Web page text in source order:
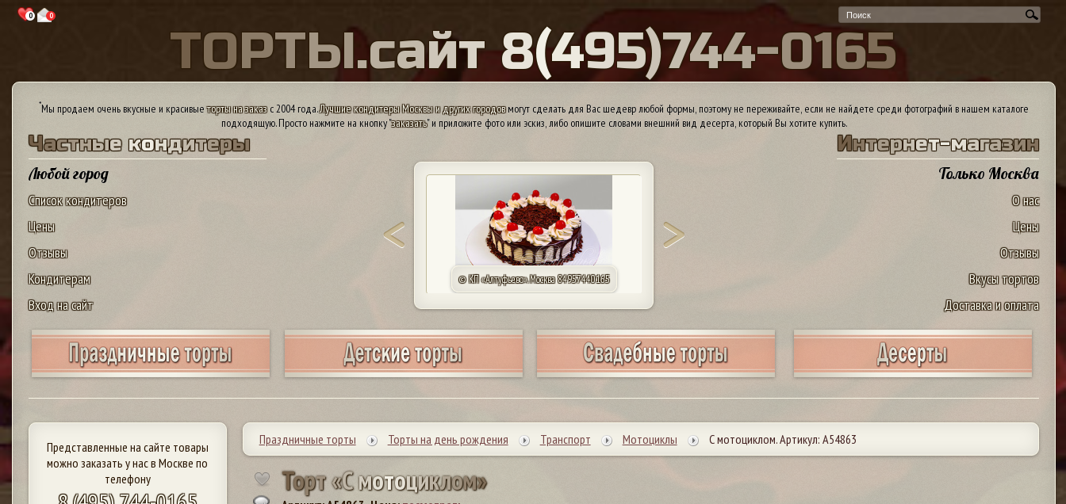
0 0
ТОРТЫ.сайт 8(495)744-0165
*Мы продаем очень вкусные и красивыеторты на заказс 2004 года.Лучшие кондитеры Москвы и других городовмогут сделать для Вас шедевр любой формы, поэтому не переживайте, если не найдете среди фотографий в нашем каталоге
подходящую. Просто нажмите на кнопку "заказать" и приложите фото или эскиз, либо опишите словами внешний вид десерта, который Вы хотите купить.
Частные кондитеры
Любой город
Список кондитеров
Цены
Отзывы
Кондитерам
Вход на сайт
Интернет-магазин
Только Москва
О нас
Цены
Отзывы
Вкусы тортов
Доставка и оплата
© КП «Алтуфьево». Москва 84957440165
Представленные на сайте товары
можно заказать у нас в Москве по
телефону
Праздничные торты Торты на день рождения Транспорт Мотоциклы С мотоциклом. Артикул: А54863
Торт«Смотоциклом»